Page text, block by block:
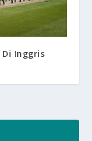
Di Inggris